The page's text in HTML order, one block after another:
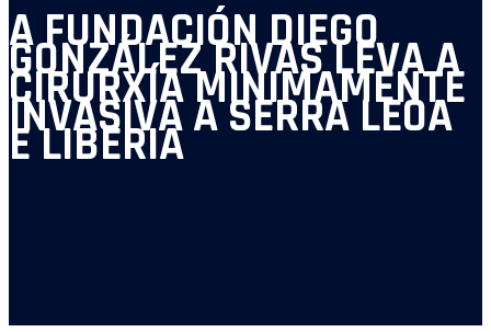
A FUNDACIÓN DIEGO
GONZÁLEZ RIVAS LEVA A
CIRURXÍA MINIMAMENTE
INVASIVA A SERRA LEOA
E LIBERIA